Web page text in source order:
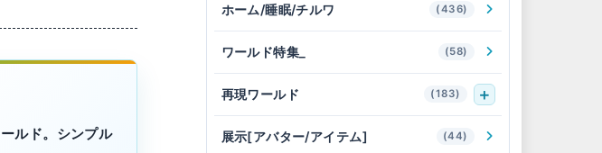
ルド。シンプル
ホーム/睡眠/チルワ (436)
ワールド特集_ (58)
再現ワールド (183)
展示[アバター/アイテム] (44)